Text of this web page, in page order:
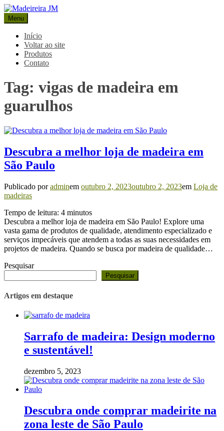
Pular
para
o
conteúdo
Madeireira JM
Blog Madeireira JM
Menu
Início
Voltar ao site
Produtos
Contato
Tag: vigas de madeira em
guarulhos
Descubra a melhor loja de madeira em
São Paulo
Publicado poradminem outubro 2, 2023outubro 2, 2023em Loja de
madeiras
Tempo de leitura: 4 minutos
Descubra a melhor loja de madeira em São Paulo! Explore uma
vasta gama de produtos de qualidade, atendimento especializado e
serviços impecáveis que atendem a todas as suas necessidades em
projetos de madeira. Quando se busca por madeira de qualidade…
Pesquisar
Pesquisar
Artigos em destaque
Sarrafo de madeira: Design moderno
e sustentável!
dezembro 5, 2023
Descubra onde comprar madeirite na
zona leste de São Paulo